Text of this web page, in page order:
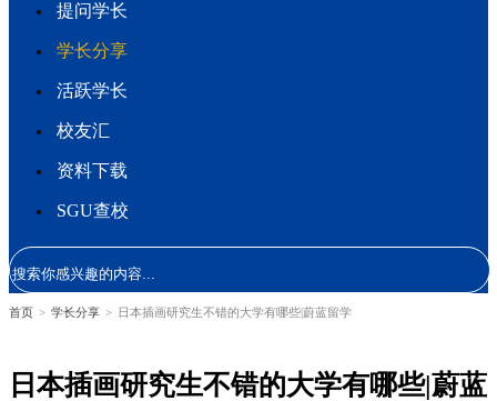
提问学长
学长分享
活跃学长
校友汇
资料下载
SGU查校
首页 > 学长分享 > 日本插画研究生不错的大学有哪些|蔚蓝留学
日本插画研究生不错的大学有哪些|蔚蓝